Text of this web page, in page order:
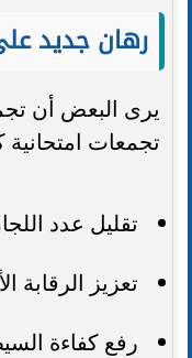
رهان جديد
يرى البعض أن
تجمعات
تقليل عدد
تعزيز الرقابة
رفع كفاءة